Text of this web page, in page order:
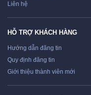
Liên hệ
HỖ TRỢ KHÁCH HÀNG
Hướng dẫn đăng tin
Quy định đăng tin
Giới thiệu thành viên mới